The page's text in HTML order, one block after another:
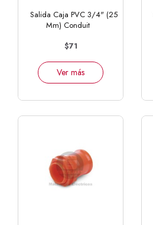
Salida Caja PVC 3/4" (25
Mm) Conduit
$71
Ver más